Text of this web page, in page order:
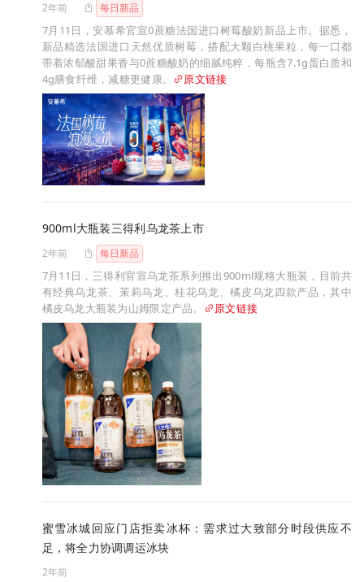
2年前 每日新品
7月11日，安慕希官宣0蔗糖法国进口树莓酸奶新品上市。据悉，
新品精选法国进口天然优质树莓，搭配大颗白桃果粒，每一口都
带着浓郁酸甜果香与0蔗糖酸奶的细腻纯粹，每瓶含7.1g蛋白质和
4g膳食纤维，减糖更健康。
原文链接
900ml大瓶装三得利乌龙茶上市
2年前 每日新品
7月11日，三得利官宣乌龙茶系列推出900ml规格大瓶装，目前共
有经典乌龙茶、茉莉乌龙、桂花乌龙、橘皮乌龙四款产品，其中
橘皮乌龙大瓶装为山姆限定产品。
原文链接
蜜雪冰城回应门店拒卖冰杯：需求过大致部分时段供应不
足，将全力协调调运冰块
2年前